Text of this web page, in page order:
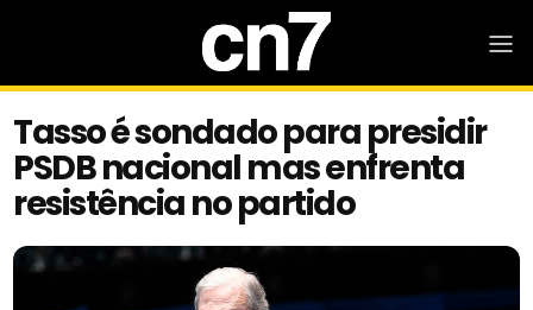
Tasso é sondado para presidir
PSDB nacional mas enfrenta
resistência no partido